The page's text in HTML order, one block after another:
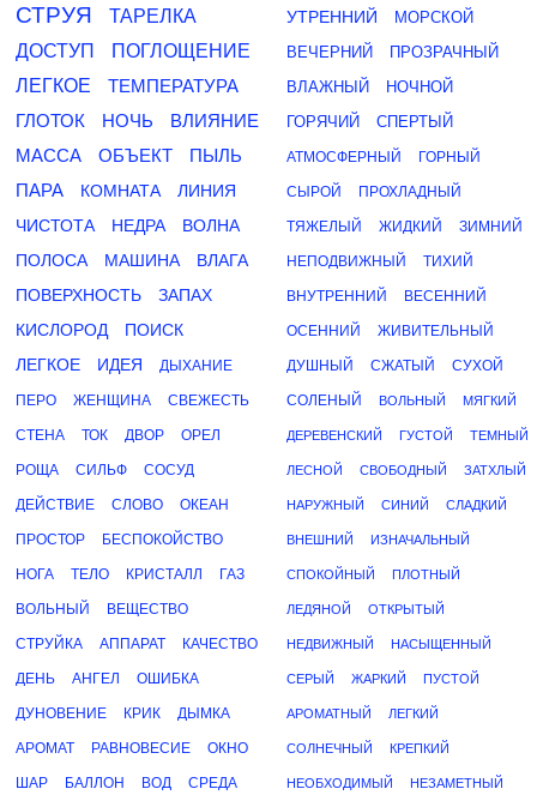
СТРУЯ
ТАРЕЛКА
ДОСТУП
ПОГЛОЩЕНИЕ
ЛЕГКОЕ
ТЕМПЕРАТУРА
ГЛОТОК
НОЧЬ
ВЛИЯНИЕ
МАССА
ОБЪЕКТ
ПЫЛЬ
ПАРА
КОМНАТА
ЛИНИЯ
ЧИСТОТА
НЕДРА
ВОЛНА
ПОЛОСА
МАШИНА
ВЛАГА
ПОВЕРХНОСТЬ
ЗАПАХ
КИСЛОРОД
ПОИСК
ЛЕГКОЕ
ИДЕЯ ДЫХАНИЕ
ПЕРО ЖЕНЩИНА СВЕЖЕСТЬ
СТЕНА ТОК ДВОР ОРЕЛ
РОЩА СИЛЬФ СОСУД
ДЕЙСТВИЕ СЛОВО ОКЕАН
ПРОСТОР БЕСПОКОЙСТВО
НОГА ТЕЛО КРИСТАЛЛ ГАЗ
ВОЛЬНЫЙ ВЕЩЕСТВО
СТРУЙКА АППАРАТ КАЧЕСТВО
ДЕНЬ АНГЕЛ ОШИБКА
ДУНОВЕНИЕ КРИК ДЫМКА
АРОМАТ РАВНОВЕСИЕ ОКНО
ШАР БАЛЛОН ВОД СРЕДА
УТРЕННИЙ
МОРСКОЙ
ВЕЧЕРНИЙ
ПРОЗРАЧНЫЙ
ВЛАЖНЫЙ
НОЧНОЙ
ГОРЯЧИЙ
СПЕРТЫЙ
АТМОСФЕРНЫЙ ГОРНЫЙ
СЫРОЙ ПРОХЛАДНЫЙ
ТЯЖЕЛЫЙ ЖИДКИЙ ЗИМНИЙ
НЕПОДВИЖНЫЙ ТИХИЙ
ВНУТРЕННИЙ ВЕСЕННИЙ
ОСЕННИЙ ЖИВИТЕЛЬНЫЙ
ДУШНЫЙ СЖАТЫЙ СУХОЙ
СОЛЕНЫЙ ВОЛЬНЫЙ МЯГКИЙ
ДЕРЕВЕНСКИЙ ГУСТОЙ ТЕМНЫЙ
ЛЕСНОЙ СВОБОДНЫЙ ЗАТХЛЫЙ
НАРУЖНЫЙ СИНИЙ СЛАДКИЙ
ВНЕШНИЙ ИЗНАЧАЛЬНЫЙ
СПОКОЙНЫЙ ПЛОТНЫЙ
ЛЕДЯНОЙ ОТКРЫТЫЙ
НЕДВИЖНЫЙ НАСЫЩЕННЫЙ
СЕРЫЙ ЖАРКИЙ ПУСТОЙ
АРОМАТНЫЙ ЛЕГКИЙ
СОЛНЕЧНЫЙ КРЕПКИЙ
НЕОБХОДИМЫЙ НЕЗАМЕТНЫЙ